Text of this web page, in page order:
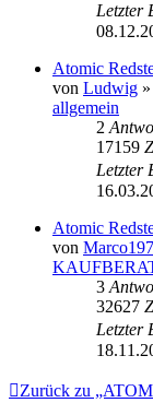
Letzter
Atomic
von Ludwig
allgemein
2
17159
Letzter
Atomic
von
3
32627
Letzter
Zurück zu